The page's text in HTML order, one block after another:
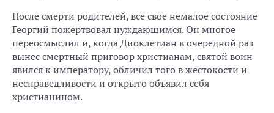
После смерти родителей, все свое немалое состояние
Георгий пожертвовал нуждающимся. Он многое
переосмыслил и, когда Диоклетиан в очередной раз
вынес смертный приговор христианам, святой воин
явился к императору, обличил того в жестокости и
несправедливости и открыто объявил себя
христианином.